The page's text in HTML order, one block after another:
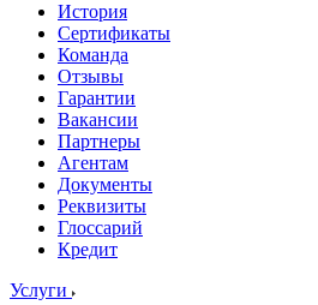
История
Сертификаты
Команда
Отзывы
Гарантии
Вакансии
Партнеры
Агентам
Документы
Реквизиты
Глоссарий
Кредит
Услуги